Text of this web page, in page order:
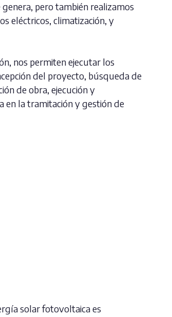
pero también realizamos
eléctricos, climatización, y
nos permiten ejecutar los
del proyecto, búsqueda de
de obra, ejecución y
en la tramitación y gestión de
solar fotovoltaica es